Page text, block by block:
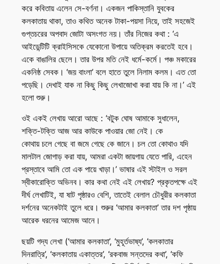
করে কবিতায় এলেন সে-বর্ণনা। একজন পাকিস্তানি যুবকের
কলকাতায় থাকা, তাও কথিত অনেক টাকা-পয়সা নিয়ে, তাই সহজেই
গুপ্তচরের অপবাদ জোটা অসংগত নয়। তাঁর নিজের কথা : ‘এ
আইডেন্টিটি ক্রাইসিসকে যেকোনো উপায়ে অতিক্রম করতেই হবে।
একে বাঙালির ছেলে। তার উপর মতি নেই ধর্মে-কর্মে। পঞ্চ মকারের
একনিষ্ঠ সেবক। ‘জয় বাংলা’ বলে হাতে তুলে নিলাম কলম। এত তো
পড়েছি। দেখাই যাক না কিছু কিছু লেখাজোখা করা যায় কি না।’ এই
হলো শুরু।
ওই একই লেখায় আরো আছে : ‘বটুক ঘোষ আমাকে সুধালেন,
শক্তি-টক্তি আজ আর কাউকে পাওয়ার জো নেই। কে
কোথায় চলে গেছে বা জমে গেছে কে জানে। চল তো কোথাও যদি
মালটাল জোগাড় করা যায়, আমরা একটা জায়গায় যেতে পারি, এহেন
প্রস্তাবে আমি তো এক পায়ে খাড়া।’ ভাষার এই স্টাইল ও সরল
স্বীকারোক্তি অভিনব। কার কথা নেই এই লেখায়? প্রকৃতপক্ষে এই
দীর্ঘ লেখাটিই, যা ষাট পৃষ্ঠারও বেশি, তাতেই বেলাল চৌধুরীর কলকাতা
দর্শনের অনেকটাই তুলে ধরে। শুরুর ‘আমার কলকাতা’ তার দশ পৃষ্ঠায়
আরেক ধরনের আমেজ আনে।
ছয়টি গদ্য লেখা (‘আমার কলকাতা’, ‘মুহূর্তভাষ্য’, ‘কলকাতার
দিনরাত্রি’, ‘কলকাতায় একাত্তর’, ‘রকবাজ সন্তদের কথা’, ‘কফি